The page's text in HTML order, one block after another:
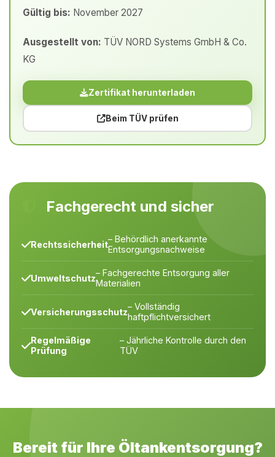
Gültig bis: November 2027
Ausgestellt von: TÜV NORD Systems GmbH & Co.
KG
Zertifikat herunterladen
Beim TÜV prüfen
Fachgerecht und sicher
Rechtssicherheit– Behördlich anerkannte
Entsorgungsnachweise
Umweltschutz– Fachgerechte Entsorgung aller
Materialien
Versicherungsschutz– Vollständig
haftpflichtversichert
Regelmäßige
Prüfung
– Jährliche Kontrolle durch den
TÜV
Bereit für Ihre Öltankentsorgung?